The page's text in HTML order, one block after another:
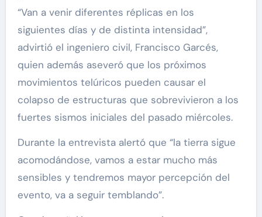
“Van a venir diferentes réplicas en los
siguientes días y de distinta intensidad”,
advirtió el ingeniero civil, Francisco Garcés,
quien además aseveró que los próximos
movimientos telúricos pueden causar el
colapso de estructuras que sobrevivieron a los
fuertes sismos iniciales del pasado miércoles.
Durante la entrevista alertó que “la tierra sigue
acomodándose, vamos a estar mucho más
sensibles y tendremos mayor percepción del
evento, va a seguir temblando”.